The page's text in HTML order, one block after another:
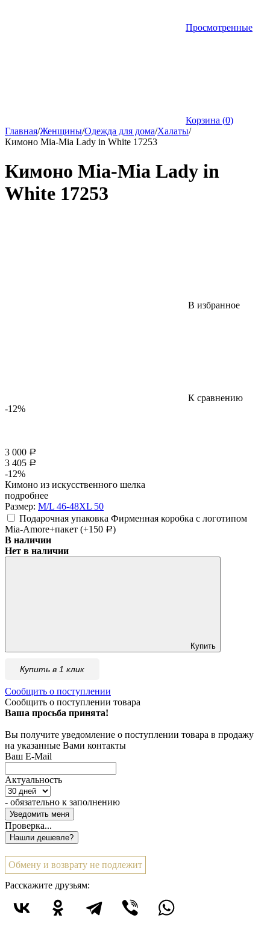
Просмотренные
Корзина (0)
Главная/Женщины/Одежда для дома/Халаты/
Кимоно Mia-Mia Lady in White 17253
Кимоно Mia-Mia Lady in
White 17253
В избранное
К сравнению
-12%
3 000 Р
3 405 Р
-12%
Кимоно из искусственного шелка
подробнее
Размер: M/L 46-48XL 50
Подарочная упаковка Фирменная коробка с логотипом
Mia-Amore+пакет (+150 Р)
В наличии
Нет в наличии
Купить
Купить в 1 клик
Сообщить о поступлении
Сообщить о поступлении товара
Ваша просьба принята!
Вы получите уведомление о поступлении товара в продажу
на указанные Вами контакты
Ваш E-Mail
Актуальность
- обязательно к заполнению
Проверка...
Обмену и возврату не подлежит
Расскажите друзьям: